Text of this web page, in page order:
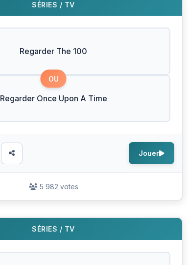
SÉRIES / TV
Regarder The 100
OU
Regarder Once Upon A Time
Jouer
5 982 votes
SÉRIES / TV